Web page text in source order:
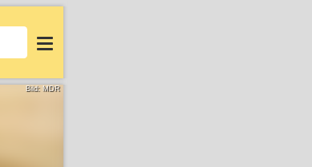
Login
Bild: MDR